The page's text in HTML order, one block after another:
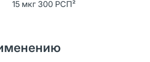
300 РСП²